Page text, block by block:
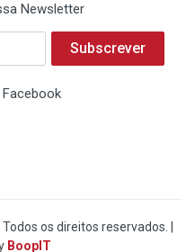
Newsletter
Subscrever
os direitos reservados. |
BoopIT